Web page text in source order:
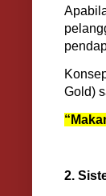
Gold)
2.